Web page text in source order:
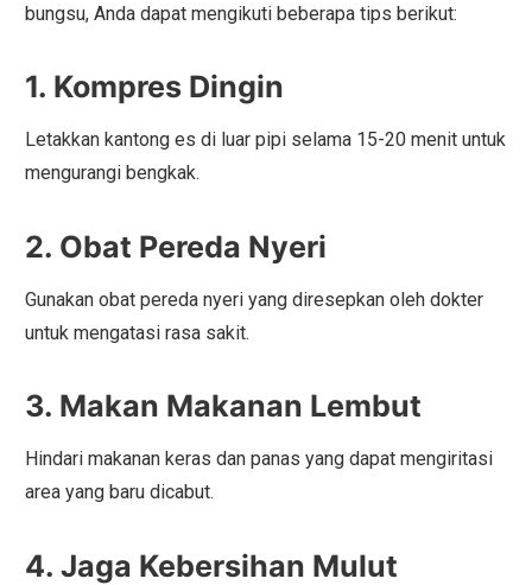
bungsu, Anda dapat mengikuti beberapa tips berikut:
1. Kompres Dingin
Letakkan kantong es di luar pipi selama 15-20 menit untuk
mengurangi bengkak.
2. Obat Pereda Nyeri
Gunakan obat pereda nyeri yang diresepkan oleh dokter
untuk mengatasi rasa sakit.
3. Makan Makanan Lembut
Hindari makanan keras dan panas yang dapat mengiritasi
area yang baru dicabut.
4. Jaga Kebersihan Mulut